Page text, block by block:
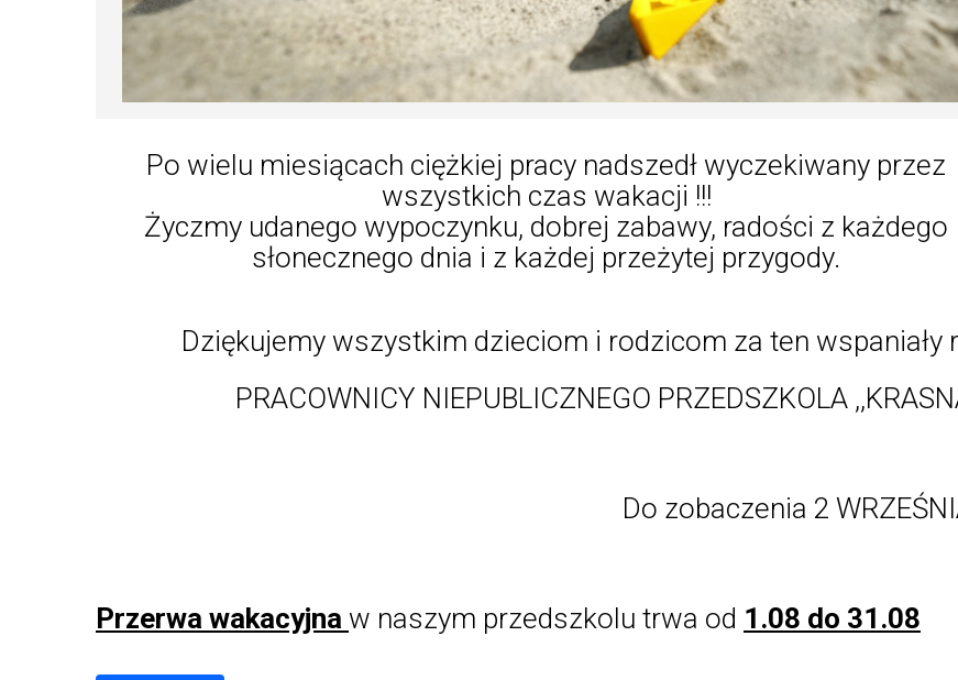
Po wielu miesiącach ciężkiej pracy nadszedł wyczekiwany przez
wszystkich czas wakacji !!!
Życzmy udanego wypoczynku, dobrej zabawy, radości z każdego
słonecznego dnia i z każdej przeżytej przygody.
Dziękujemy wszystkim dzieciom i rodzicom za ten wspaniały
PRACOWNICY NIEPUBLICZNEGO PRZEDSZKOLA
Do zobaczenia 2
Przerwa wakacyjna w naszym przedszkolu trwa od 1.08 do 31.08